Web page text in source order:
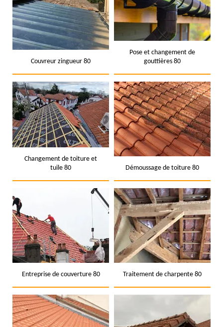
Couvreur zingueur 80
Pose et changement de
gouttières 80
Changement de toiture et
tuile 80
Démoussage de toiture 80
Entreprise de couverture 80 Traitement de charpente 80